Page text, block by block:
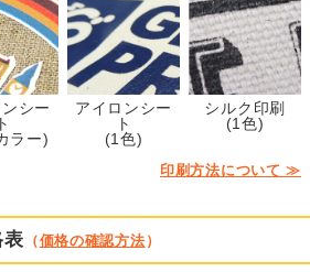
シー
ト
ラー)
アイロンシー
ト
(1色)
シルク印刷
(1色)
印刷方法について ≫
表 （価格の確認方法）